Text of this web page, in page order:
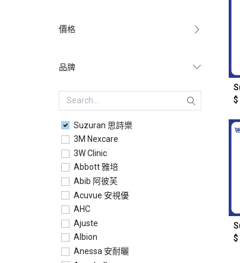
價格
品牌
Suzuran 思詩樂
3M Nexcare
3W Clinic
Abbott 雅培
Abib 阿彼芙
Acuvue 安視優
AHC
Ajuste
Albion
Anessa 安耐曬
$
$